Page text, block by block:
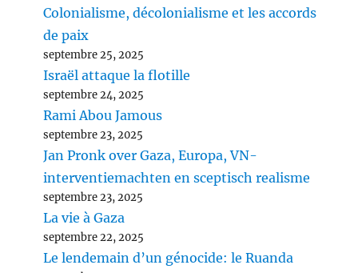
Colonialisme, décolonialisme et les accords
de paix
septembre 25, 2025
Israël attaque la flotille
septembre 24, 2025
Rami Abou Jamous
septembre 23, 2025
Jan Pronk over Gaza, Europa, VN-
interventiemachten en sceptisch realisme
septembre 23, 2025
La vie à Gaza
septembre 22, 2025
Le lendemain d’un génocide: le Ruanda